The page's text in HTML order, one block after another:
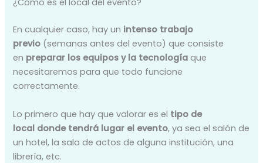
¿Cómo es el local del evento?
En cualquier caso, hay un intenso trabajo
previo (semanas antes del evento) que consiste
en preparar los equipos y la tecnología que
necesitaremos para que todo funcione
correctamente.
Lo primero que hay que valorar es el tipo de
local donde tendrá lugar el evento, ya sea el salón de
un hotel, la sala de actos de alguna institución, una
librería, etc.